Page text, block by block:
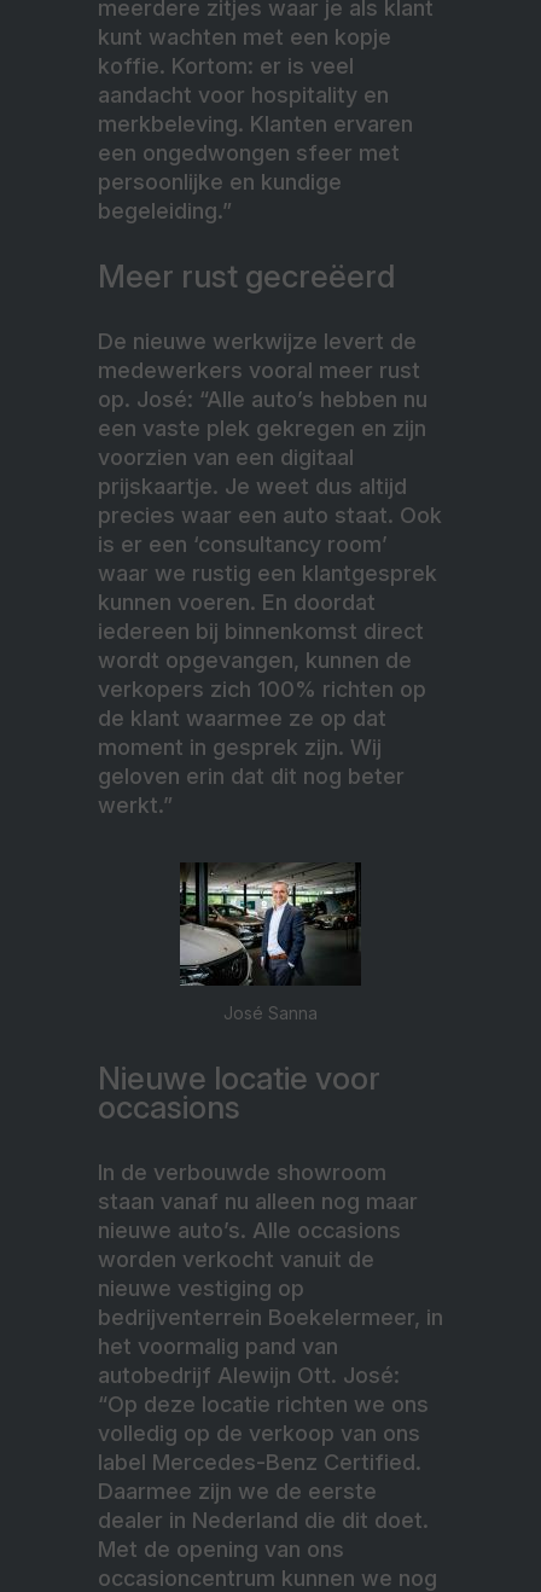
meerdere zitjes waar je als klant
kunt wachten met een kopje
koffie. Kortom: er is veel
aandacht voor hospitality en
merkbeleving. Klanten ervaren
een ongedwongen sfeer met
persoonlijke en kundige
begeleiding.”
Meer rust gecreëerd
De nieuwe werkwijze levert de
medewerkers vooral meer rust
op. José: “Alle auto’s hebben nu
een vaste plek gekregen en zijn
voorzien van een digitaal
prijskaartje. Je weet dus altijd
precies waar een auto staat. Ook
is er een ‘consultancy room’
waar we rustig een klantgesprek
kunnen voeren. En doordat
iedereen bij binnenkomst direct
wordt opgevangen, kunnen de
verkopers zich 100% richten op
de klant waarmee ze op dat
moment in gesprek zijn. Wij
geloven erin dat dit nog beter
werkt.”
José Sanna
Nieuwe locatie voor
occasions
In de verbouwde showroom
staan vanaf nu alleen nog maar
nieuwe auto’s. Alle occasions
worden verkocht vanuit de
nieuwe vestiging op
bedrijventerrein Boekelermeer, in
het voormalig pand van
autobedrijf Alewijn Ott. José:
“Op deze locatie richten we ons
volledig op de verkoop van ons
label Mercedes-Benz Certified.
Daarmee zijn we de eerste
dealer in Nederland die dit doet.
Met de opening van ons
occasioncentrum kunnen we nog